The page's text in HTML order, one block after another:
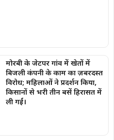
मोरबी के जेटपर गांव में खेतों में
बिजली कंपनी के काम का ज़बरदस्त
विरोध; महिलाओं ने प्रदर्शन किया,
किसानों से भरी तीन बसें हिरासत में
ली गईं।